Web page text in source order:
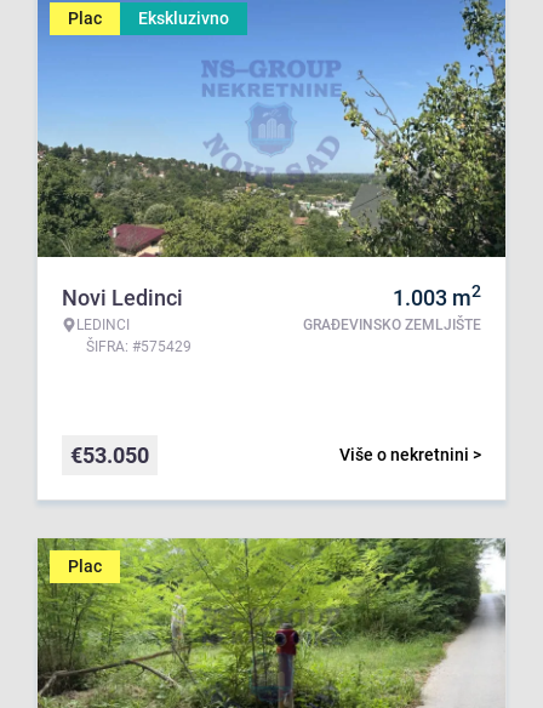
Plac Ekskluzivno
Novi Ledinci
LEDINCI
ŠIFRA: #575429
1.003 m2
GRAĐEVINSKO ZEMLJIŠTE
Više o nekretnini >
€53.050
Plac